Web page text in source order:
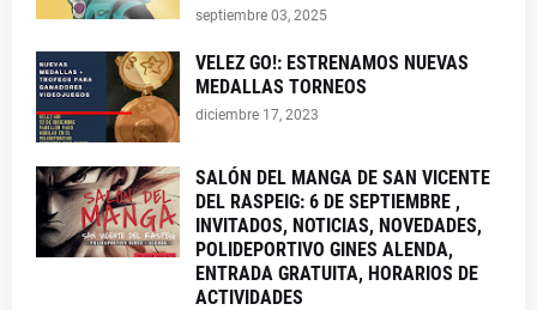
septiembre 03, 2025
VELEZ GO!: ESTRENAMOS NUEVAS
MEDALLAS TORNEOS
diciembre 17, 2023
SALÓN DEL MANGA DE SAN VICENTE
DEL RASPEIG: 6 DE SEPTIEMBRE ,
INVITADOS, NOTICIAS, NOVEDADES,
POLIDEPORTIVO GINES ALENDA,
ENTRADA GRATUITA, HORARIOS DE
ACTIVIDADES